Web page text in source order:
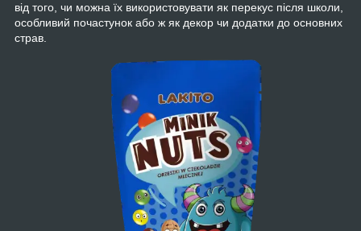
від того, чи можна їх використовувати як перекус після школи,
особливий почастунок або ж як декор чи додатки до основних
страв.